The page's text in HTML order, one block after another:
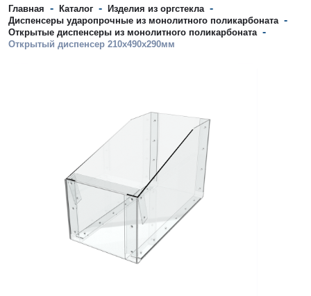
Главная - Каталог - Изделия из оргстекла -
Диспенсеры ударопрочные из монолитного поликарбоната -
Открытые диспенсеры из монолитного поликарбоната -
Открытый диспенсер 210х490х290мм